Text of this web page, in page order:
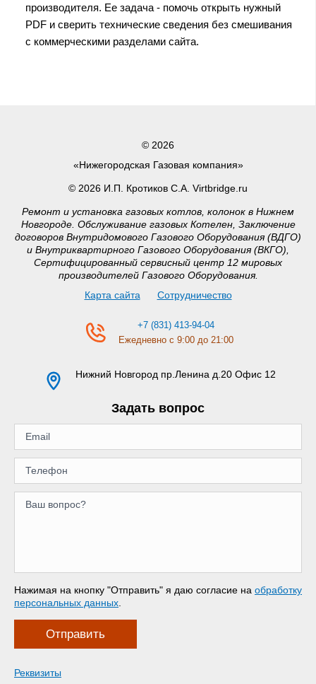
производителя. Ее задача - помочь открыть нужный
PDF и сверить технические сведения без смешивания
с коммерческими разделами сайта.
© 2026
«Нижегородская Газовая компания»
© 2026 И.П. Кротиков С.А. Virtbridge.ru
Ремонт и установка газовых котлов, колонок в Нижнем
Новгороде. Обслуживание газовых Котелен, Заключение
договоров Внутридомового Газового Оборудования (ВДГО)
и Внутриквартирного Газового Оборудования (ВКГО),
Сертифицированный сервисный центр 12 мировых
производителей Газового Оборудования.
Карта сайта
Сотрудничество
+7 (831) 413-94-04
Ежедневно с 9:00 до 21:00
Нижний Новгород пр.Ленина д.20 Офис 12
Задать вопрос
Нажимая на кнопку "Отправить" я даю согласие на обработку
персональных данных
Отправить
Реквизиты